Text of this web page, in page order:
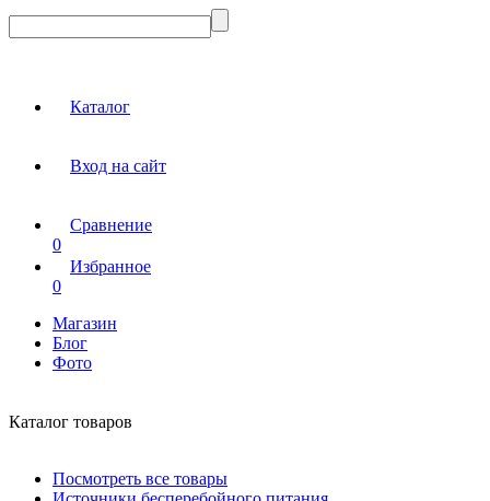
Каталог
Вход на сайт
Сравнение
0
Избранное
0
Магазин
Блог
Фото
Каталог товаров
Посмотреть все товары